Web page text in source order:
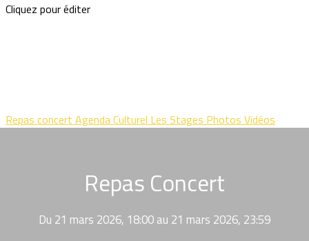
Cliquez pour éditer
Repas concert Agenda Culturel Les Stages Photos Vidéos
Repas Concert
Du 21 mars 2026, 18:00 au 21 mars 2026, 23:59